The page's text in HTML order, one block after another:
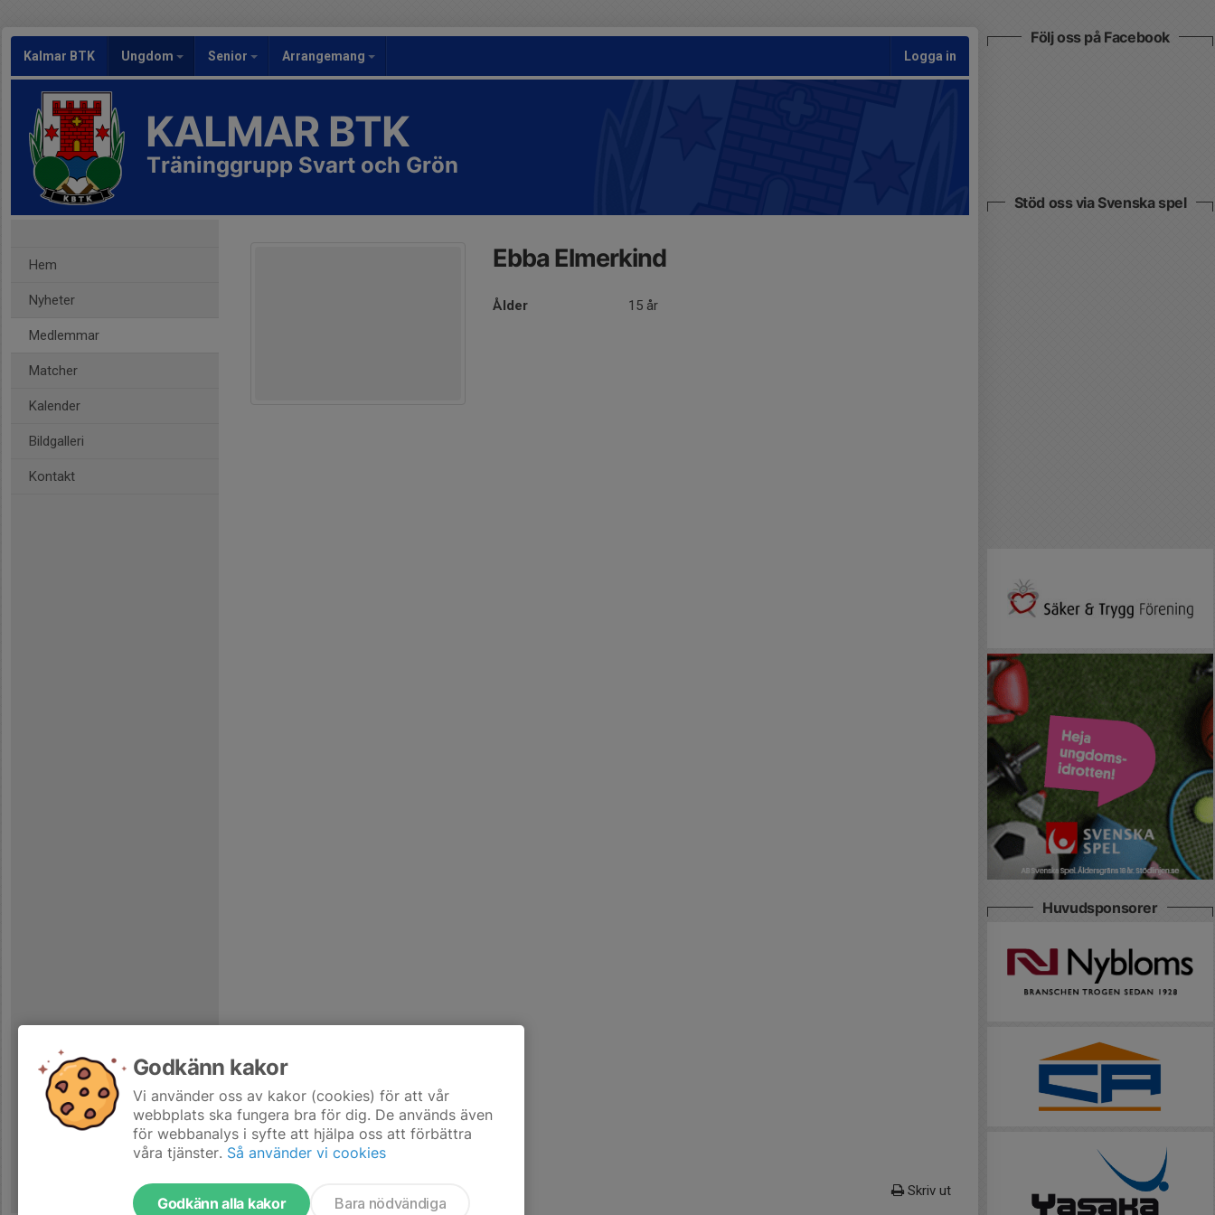
Kalmar BTK Ungdom Senior Arrangemang Logga in
KALMAR BTK
Träninggrupp Svart och Grön
Hem
Nyheter
Medlemmar
Matcher
Kalender
Bildgalleri
Kontakt
Ebba Elmerkind
Ålder 15 år
Skriv ut
Följ oss på Facebook
Stöd oss via Svenska spel
Huvudsponsorer
Godkänn kakor
Vi använder oss av kakor (cookies) för att vår
webbplats ska fungera bra för dig. De används även
för webbanalys i syfte att hjälpa oss att förbättra
våra tjänster. Så använder vi cookies
Godkänn alla kakor Bara nödvändiga